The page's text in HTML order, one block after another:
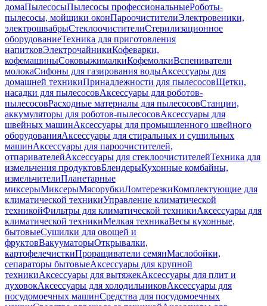
домаПылесосыПылесосы профессиональныеРоботы-
пылесосы, мойщики оконПароочистителиЭлектровеники,
электрошвабрыСтеклоочистителиСтерилизационное
оборудованиеТехника для приготовления
напитковЭлектрочайникиКофеварки,
кофемашиныСоковыжималкиКофемолкиВспениватели
молокаСифоны для газирования водыАксессуары для
домашней техникиПринадлежности для пылесосовЩетки,
насадки для пылесосовАксессуары для роботов-
пылесосовРасходные материалы для пылесосовСтанции,
аккумуляторы для роботов-пылесосовАксессуары для
швейных машинАксессуары для промышленного швейного
оборудованияАксессуары для стиральных и сушильных
машинАксессуары для пароочистителей,
отпаривателейАксессуары для стеклоочистителейТехника для
измельчения продуктовБлендерыКухонные комбайны,
измельчителиПланетарные
миксерыМиксерыМясорубкиЛомтерезкиКомплектующие для
климатической техникиУправление климатической
техникойФильтры для климатической техникиАксессуары для
климатической техникиМелкая техникаВесы кухонные,
бытовыеСушилки для овощей и
фруктовВакууматорыОткрывалки,
картофелечисткиПроращиватели семянМаслобойки,
сепараторы бытовыеАксессуары для крупной
техникиАксессуары для вытяжекАксессуары для плит и
духовокАксессуары для холодильниковАксессуары для
посудомоечных машинСредства для посудомоечных